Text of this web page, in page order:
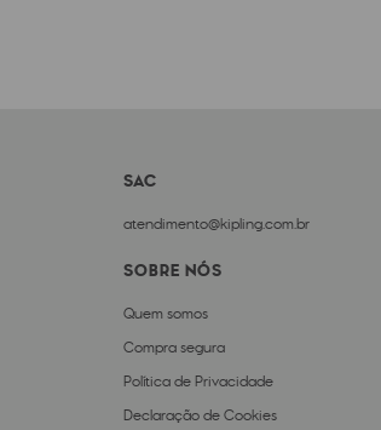
SAC
atendimento@kipling.com.br
SOBRE NÓS
Quem somos
Compra segura
Política de Privacidade
Declaração de Cookies